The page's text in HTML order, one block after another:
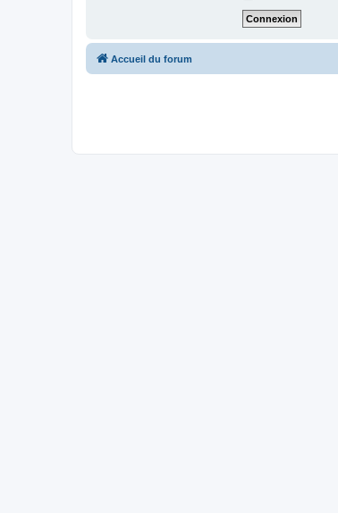
Accueil du forum